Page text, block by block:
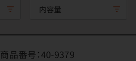
内容量
商品番号：40-9379